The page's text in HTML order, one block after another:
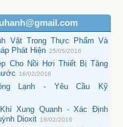
Vật Trong Thực Phẩm Và
Phát Hiện 25/05/2016
Cho Nồi Hơi Thiết Bị Tăng
16/02/2016
Lạnh - Yêu Cầu Kỹ
Xung Quanh - Xác Định
Dioxit 18/02/2016